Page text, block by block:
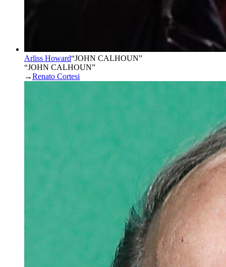
Arliss Howard“JOHN CALHOUN”
“JOHN CALHOUN”
→Renato Cortesi